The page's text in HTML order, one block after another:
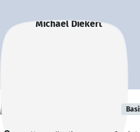
Michael Diekert